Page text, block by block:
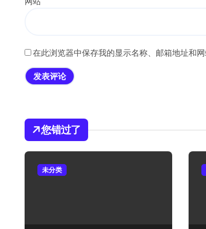
在此浏览器中保存我的显示名称、邮箱地址和
您错过了
未分类